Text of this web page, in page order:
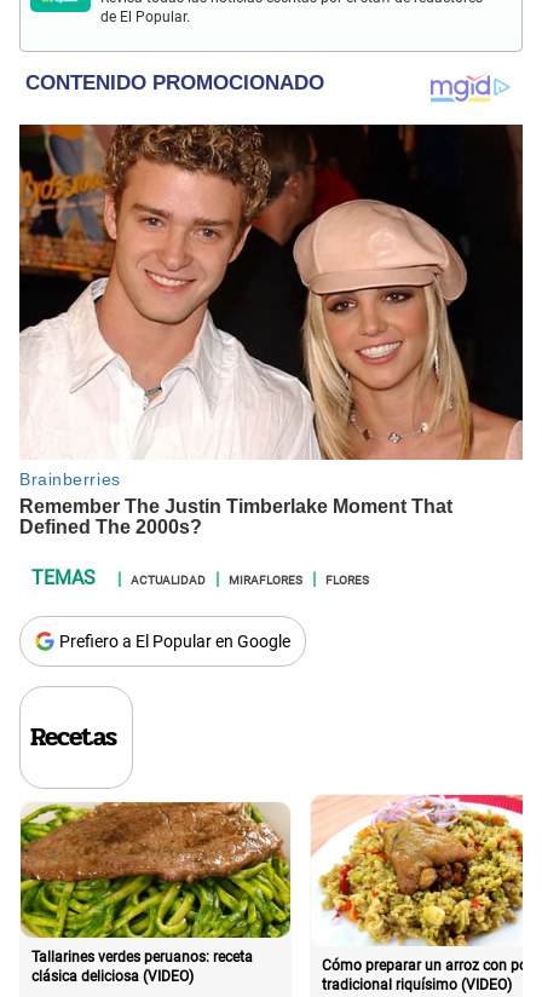
de El Popular.
ACTUALIDAD MIRAFLORES FLORES
Prefiero a El Popular en Google
Recetas
Tallarines verdes peruanos: receta
clásica deliciosa (VIDEO)
Cómo preparar un arroz con pollo
tradicional riquísimo (VIDEO)